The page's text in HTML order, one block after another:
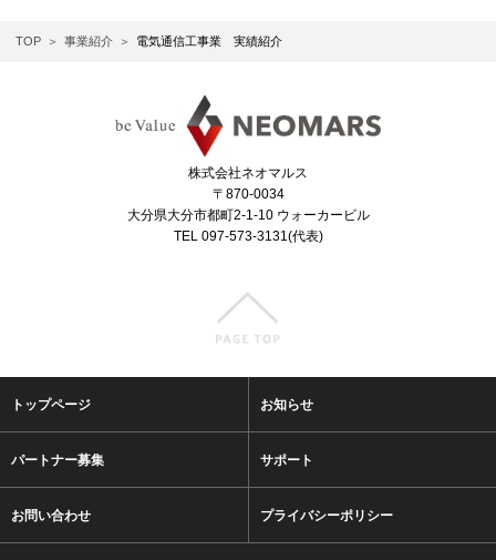
TOP 事業紹介 電気通信工事業 実績紹介
株式会社ネオマルス
〒870-0034
大分県大分市都町2-1-10 ウォーカービル
TEL 097-573-3131(代表)
トップページ お知らせ
パートナー募集 サポート
お問い合わせ プライバシーポリシー